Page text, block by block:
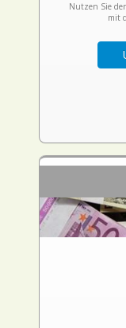
Nutzen Sie
mit